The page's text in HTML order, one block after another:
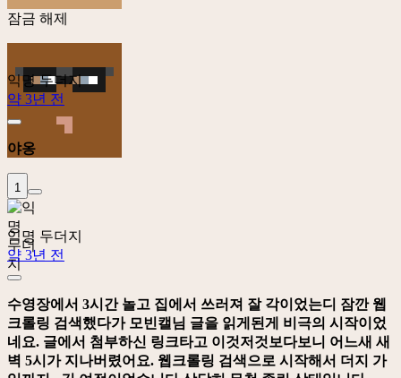
잠금 해제
익명 두더지
약 3년 전
야옹
1
익명 두더지
약 3년 전
수영장에서 3시간 놀고 집에서 쓰러져 잘 각이었는디 잠깐 웹
크롤링 검색했다가 모빈캘님 글을 읽게된게 비극의 시작이었
네요. 글에서 첨부하신 링크타고 이것저것보다보니 어느새 새
벽 5시가 지나버렸어요. 웹크롤링 검색으로 시작해서 더지 가